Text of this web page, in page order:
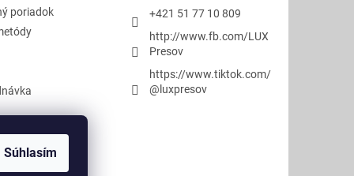
Súhlasím
poriadok
+421 51 77 10 809
http://www.fb.com/LUX
Presov
https://www.tiktok.com/
@luxpresov